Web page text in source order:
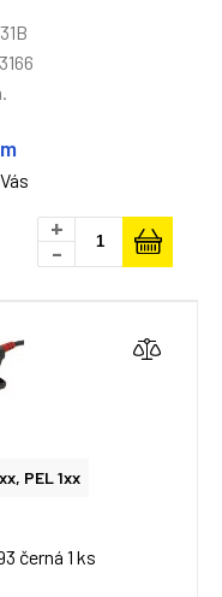
+
-
PEL 1xx
černá 1 ks